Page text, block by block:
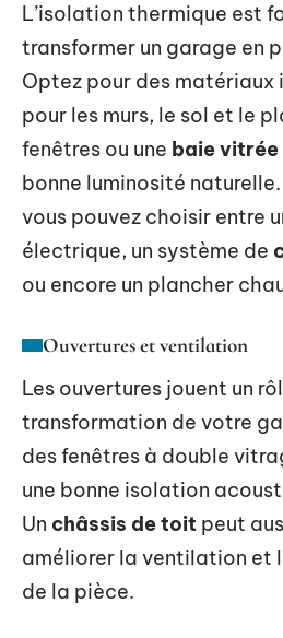
L’isolation thermique est
transformer un garage en
Optez pour des
pour les murs, le sol et le
fenêtres ou une baie vitrée
bonne luminosité
vous pouvez choisir entre
électrique, un système de
ou encore un plancher
Ouvertures et ventilation
Les ouvertures jouent un
transformation de votre
des fenêtres à double
une bonne isolation
Un châssis de toit peut
améliorer la ventilation et
de la pièce.